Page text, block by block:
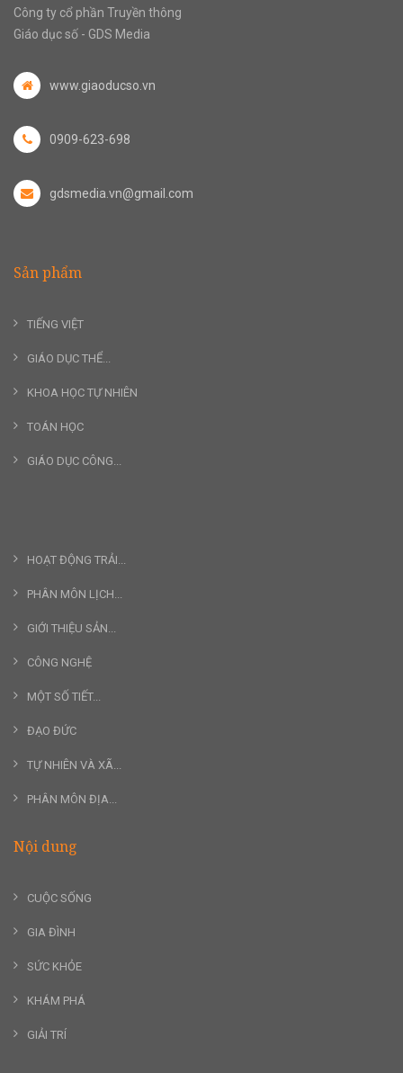
Công ty cổ phần Truyền thông
Giáo dục số - GDS Media
www.giaoducso.vn
0909-623-698
gdsmedia.vn@gmail.com
Sản phẩm
TIẾNG VIỆT
GIÁO DỤC THỂ...
KHOA HỌC TỰ NHIÊN
TOÁN HỌC
GIÁO DỤC CÔNG...
HOẠT ĐỘNG TRẢI...
PHÂN MÔN LỊCH...
GIỚI THIỆU SẢN...
CÔNG NGHỆ
MỘT SỐ TIẾT...
ĐẠO ĐỨC
TỰ NHIÊN VÀ XÃ...
PHÂN MÔN ĐỊA...
Nội dung
CUỘC SỐNG
GIA ĐÌNH
SỨC KHỎE
KHÁM PHÁ
GIẢI TRÍ